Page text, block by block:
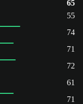
65
55
74
71
72
61
71